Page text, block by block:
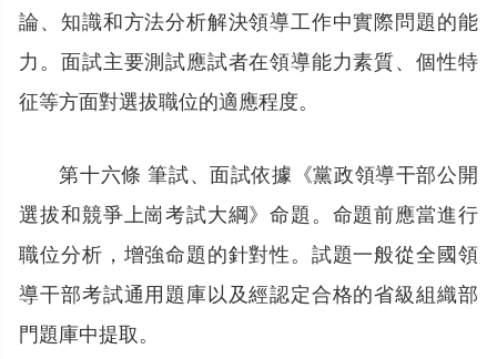
論、知識和方法分析解決領導工作中實際問題的能
力。面試主要測試應試者在領導能力素質、個性特
征等方面對選拔職位的適應程度。
第十六條 筆試、面試依據《黨政領導干部公開
選拔和競爭上崗考試大綱》命題。命題前應當進行
職位分析，增強命題的針對性。試題一般從全國領
導干部考試通用題庫以及經認定合格的省級組織部
門題庫中提取。